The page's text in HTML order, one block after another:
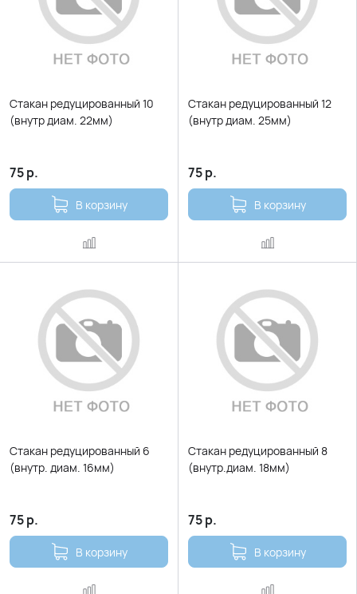
Стакан редуцированный 10
(внутр диам. 22мм)
75р.
В корзину
Стакан редуцированный 12
(внутр диам. 25мм)
75р.
В корзину
Стакан редуцированный 6
(внутр. диам. 16мм)
75р.
В корзину
Стакан редуцированный 8
(внутр.диам. 18мм)
75р.
В корзину